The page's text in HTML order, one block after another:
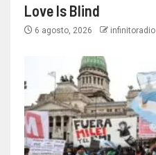
Love Is Blind
6 agosto, 2026 infinitoradio